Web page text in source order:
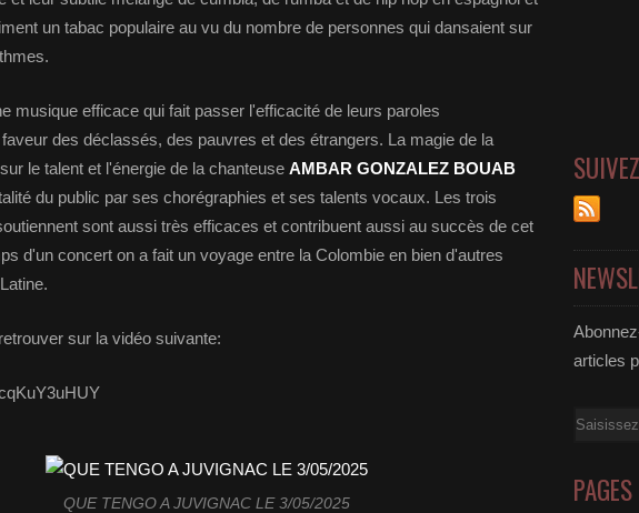
un tabac populaire au vu du nombre de personnes qui dansaient sur
musique efficace qui fait passer l'efficacité de leurs paroles
des déclassés, des pauvres et des étrangers. La magie de la
le talent et l'énergie de la chanteuse AMBAR GONZALEZ BOUAB
du public par ses chorégraphies et ses talents vocaux. Les trois
sont aussi très efficaces et contribuent aussi au succès de cet
d'un concert on a fait un voyage entre la Colombie en bien d'autres
sur la vidéo suivante:
QUE TENGO A JUVIGNAC LE 3/05/2025
articles
Email
PAGES